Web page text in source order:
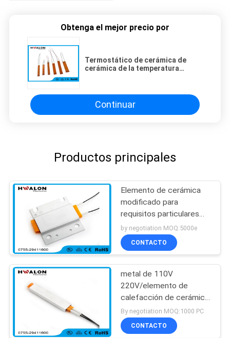
Obtenga el mejor precio por
Termostático de cerámica de
cerámica de la temperatura
de 12 voltios 50W
Continuar
Productos principales
Elemento de cerámica
modificado para
requisitos particulares
del calentador para el
secador de la mano con
el entramado de acero
by negotiation MOQ:5000e
CONTACTO
metal de 110V
220V/elemento de
calefacción de cerámica
del PTC para los
aparatos
electrodomésticos
By negotiation MOQ:1000 PC
CONTACTO